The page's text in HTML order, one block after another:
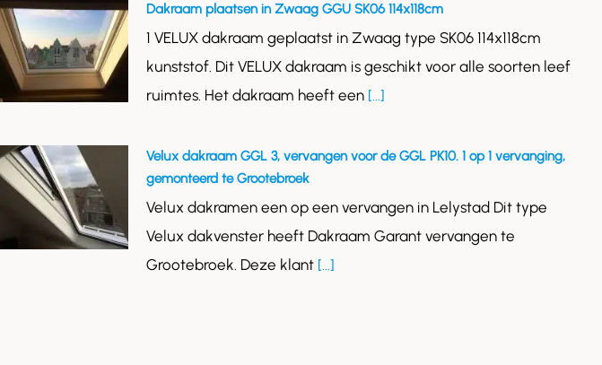
Dakraam plaatsen in Zwaag GGU SK06 114x118cm
1 VELUX dakraam geplaatst in Zwaag type SK06 114x118cm
kunststof. Dit VELUX dakraam is geschikt voor alle soorten leef
ruimtes. Het dakraam heeft een [...]
Velux dakraam GGL 3, vervangen voor de GGL PK10. 1 op 1 vervanging,
gemonteerd te Grootebroek
Velux dakramen een op een vervangen in Lelystad Dit type
Velux dakvenster heeft Dakraam Garant vervangen te
Grootebroek. Deze klant [...]